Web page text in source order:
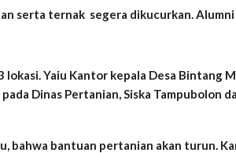
serta ternak segera dikucurkan.
Yaiu Kantor kepala Desa Bintang
Dinas Pertanian, Siska Tampubolon
bahwa bantuan pertanian akan turun.